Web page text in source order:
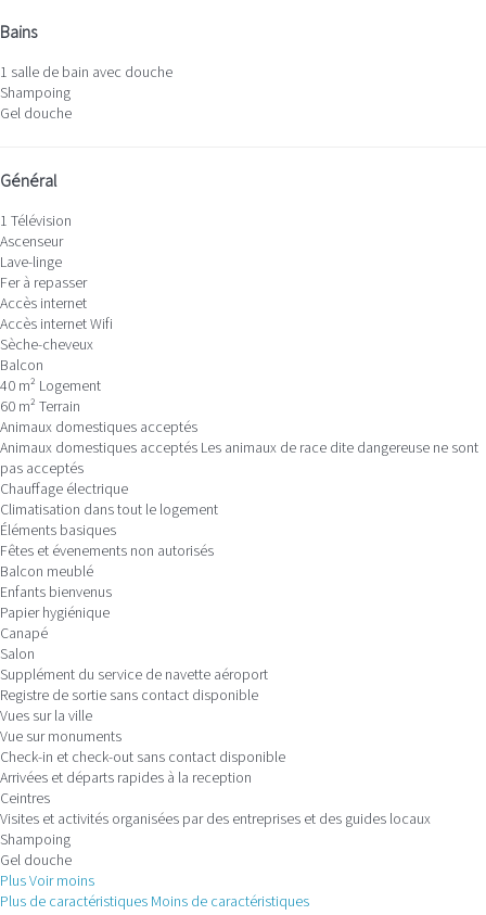
Bains
1 salle de bain avec douche
Shampoing
Gel douche
Général
1 Télévision
Ascenseur
Lave-linge
Fer à repasser
Accès internet
Accès internetWifi
Sèche-cheveux
Balcon
40 m² Logement
60 m² Terrain
Animaux domestiques acceptés
Animaux domestiques acceptés Les animaux de race dite dangereuse ne sont
pas acceptés
Chauffage électrique
Climatisation dans tout le logement
Éléments basiques
Fêtes et évenements non autorisés
Balcon meublé
Enfants bienvenus
Papier hygiénique
Canapé
Salon
Supplément du service de navette aéroport
Registre de sortie sans contact disponible
Vues sur la ville
Vue sur monuments
Check-in et check-out sans contact disponible
Arrivées et départs rapides à la reception
Ceintres
Visites et activités organisées par des entreprises et des guides locaux
Shampoing
Gel douche
PlusVoir moins
Plus de caractéristiques Moins de caractéristiques